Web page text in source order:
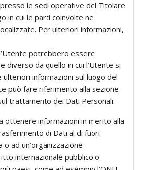
le sedi operative del Titolare
in cui le parti coinvolte nel
Per ulteriori informazioni,
potrebbero essere
diverso da quello in cui l’Utente si
informazioni sul luogo del
può fare riferimento alla sezione
trattamento dei Dati Personali.
ottenere informazioni in merito alla
di Dati al di fuori
o ad un’organizzazione
internazionale pubblico o